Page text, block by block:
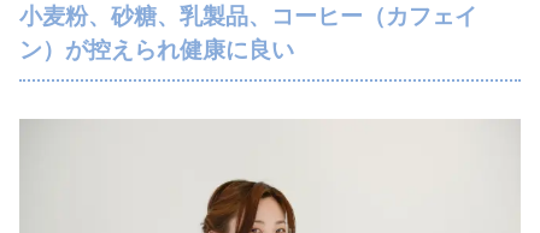
小麦粉、砂糖、乳製品、コーヒー（カフェイ
ン）が控えられ健康に良い